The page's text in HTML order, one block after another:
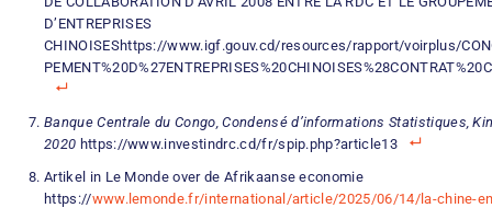
D’ENTREPRISES
CHINOISEShttps://www.igf.gouv.cd/resources/rapport/voirplus/
Banque Centrale du Congo, Condensé d’informations Statistiques,
2020 https://www.investindrc.cd/fr/spip.php?article13
Artikel in Le Monde over de Afrikaanse economie
https://www.lemonde.fr/international/article/2025/06/14/la-chine-